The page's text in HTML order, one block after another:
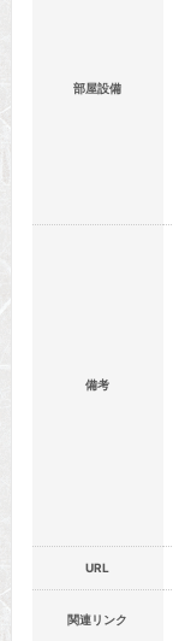
部屋設備
備考
URL
関連リンク